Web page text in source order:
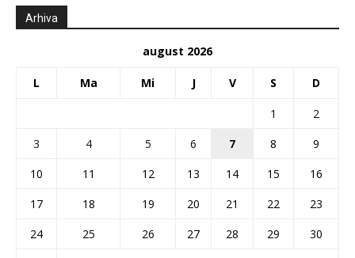
Arhiva
august 2026
L Ma Mi J V S D
1
2
3
4 5 6 7 8
9
10
11 12 13 14 15
16
17
18 19 20 21 22
23
24
25 26 27 28 29
30